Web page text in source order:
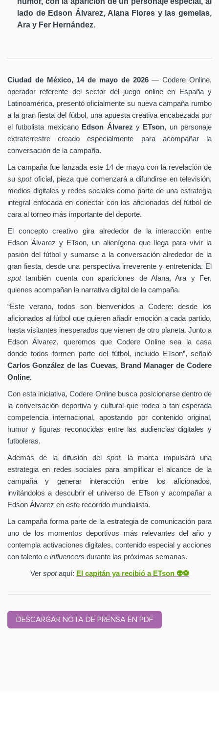
lado de Edson Álvarez, Alana Flores y las gemelas,
Ara y Fer Hernández.
Ciudad de México, 14 de mayo de 2026— Codere Online,
operador referente del sector del juego online en España y
Latinoamérica, presentó oficialmente su nueva campaña rumbo
a la gran fiesta del fútbol, una apuesta creativa encabezada por
el futbolista mexicano Edson Álvarez yETson, un personaje
extraterrestre creado especialmente para acompañar la
conversación de la campaña.
La campaña fue lanzada este 14 de mayo con la revelación de
suspot oficial, pieza que comenzará a difundirse en televisión,
medios digitales y redes sociales como parte de una estrategia
integral enfocada en conectar con los aficionados del fútbol de
cara al torneo más importante del deporte.
El concepto creativo gira alrededor de la interacción entre
Edson Álvarez y ETson, un alienígena que llega para vivir la
pasión del fútbol y sumarse a la conversación alrededor de la
gran fiesta, desde una perspectiva irreverente y entretenida. El
spottambién cuenta con apariciones de Alana, Ara y Fer,
quienes acompañan la narrativa digital de la campaña.
“Este verano, todos son bienvenidos a Codere: desde los
aficionados al fútbol que quieren añadir emoción a cada partido,
hasta visitantes inesperados que vienen de otro planeta. Junto a
Edson Álvarez, queremos que Codere Online sea la casa
donde todos formen parte del fútbol, incluido ETson”, señaló
Carlos González de las Cuevas, Brand Manager de Codere
Online.
Con esta iniciativa, Codere Online busca posicionarse dentro de
la conversación deportiva y cultural que rodea a tan esperada
competencia internacional, apostando por contenido original,
humor y figuras reconocidas entre las audiencias digitales y
futboleras.
Además de la difusión delspot,
la marca impulsará una
estrategia en redes sociales para amplificar el alcance de la
campaña y generar interacción entre los aficionados,
invitándolos a descubrir el universo de ETson y acompañar a
Edson Álvarez en este recorrido mundialista.
La campaña forma parte de la estrategia de comunicación para
uno de los momentos deportivos más relevantes del año y
contempla activaciones digitales, contenido especial y acciones
con talento e influencers durante las próximas semanas.
Ver spotaquí: El capitán ya recibió a ETson 👽⚽️
DESCARGAR NOTA DE PRENSA EN PDF